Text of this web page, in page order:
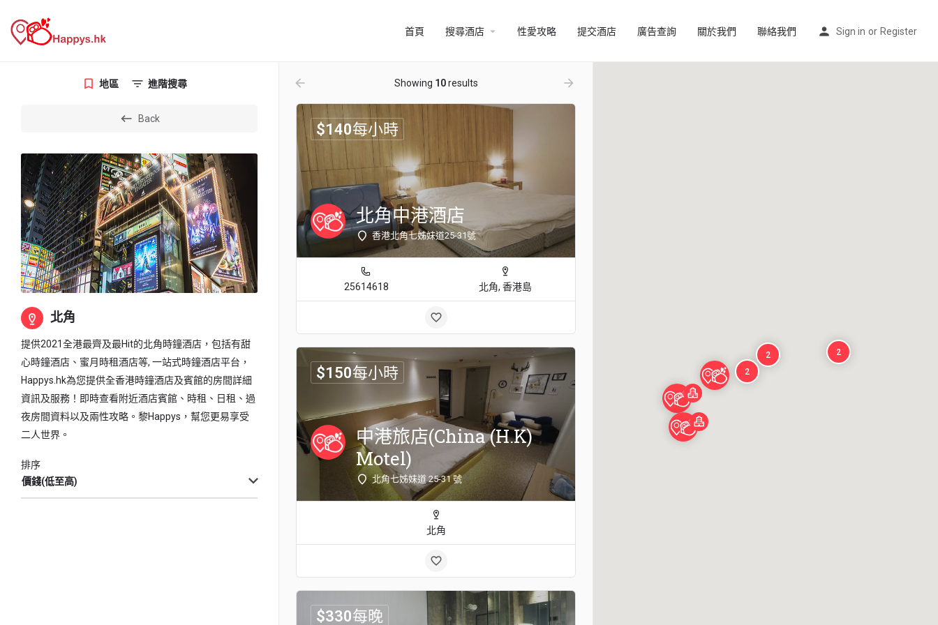
首頁 搜尋酒店 arrow_drop_down 性愛攻略 提交酒店 廣告查詢 關於我們 聯絡我們 Sign in or Register
地區 進階搜尋
Back
北角
提供2021全港最齊及最Hit的北角時鐘酒店，包括有甜
心時鐘酒店、蜜月時租酒店等, 一站式時鐘酒店平台，
Happys.hk為您提供全香港時鐘酒店及賓館的房間詳細
資訊及服務！即時查看附近酒店賓館、時租、日租、過
夜房間資料以及兩性攻略。黎Happys，幫您更易享受
二人世界。
價錢(低至高)
排序
arrow_backward Showing 10results arrow_forward
北角中港酒店
香港北角七姊妹道25-31號
$140每小時
25614618 北角, 香港島
中港旅店(China (H.K)
Motel)
北角七姊妹道 25-31 號
$150每小時
北角
$330每晚
2
2
2